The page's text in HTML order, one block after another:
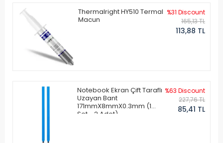
Thermalright HY510 Termal
Macun
%31 Discount
165,13 TL
113,88 TL
Notebook Ekran Çift Taraflı
Uzayan Bant
171mmX8mmX0.3mm (1
Set - 2 Adet)
%63 Discount
227,76 TL
85,41 TL